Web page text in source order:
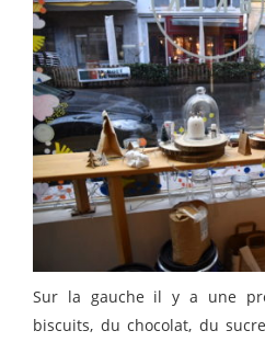
Sur la gauche il y a une
biscuits, du chocolat, du